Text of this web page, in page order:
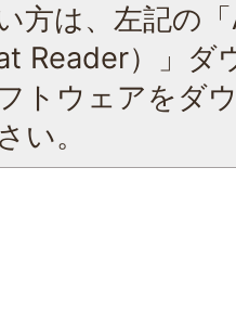
方は、左記の
Reader）」ダ
トウェアをダ
い。